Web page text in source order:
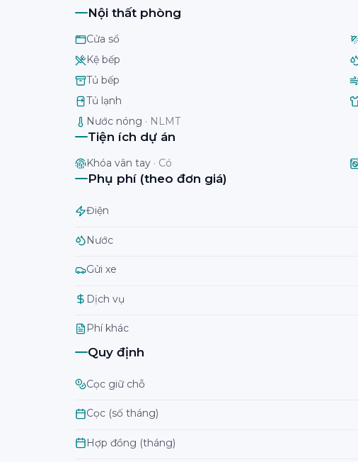
Nội thất phòng
Cửa sổ
Kệ bếp
Tủ bếp
Tủ lạnh
Nước nóng · NLMT
Tiện ích dự án
Khóa vân tay · Có
Phụ phí (theo đơn giá)
Điện
Nước
Gửi xe
Dịch vụ
Phí khác
Quy định
Cọc giữ chỗ
Cọc (số tháng)
Hợp đồng (tháng)